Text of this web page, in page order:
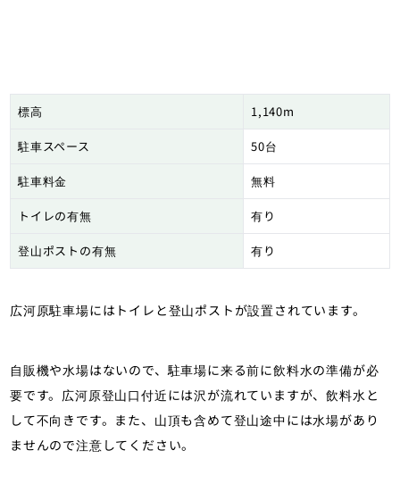
標高 1,140m
駐車スペース 50台
駐車料金 無料
トイレの有無 有り
登山ポストの有無 有り
広河原駐車場にはトイレと登山ポストが設置されています。
自販機や水場はないので、駐車場に来る前に飲料水の準備が必
要です。広河原登山口付近には沢が流れていますが、飲料水と
して不向きです。また、山頂も含めて登山途中には水場があり
ませんので注意してください。